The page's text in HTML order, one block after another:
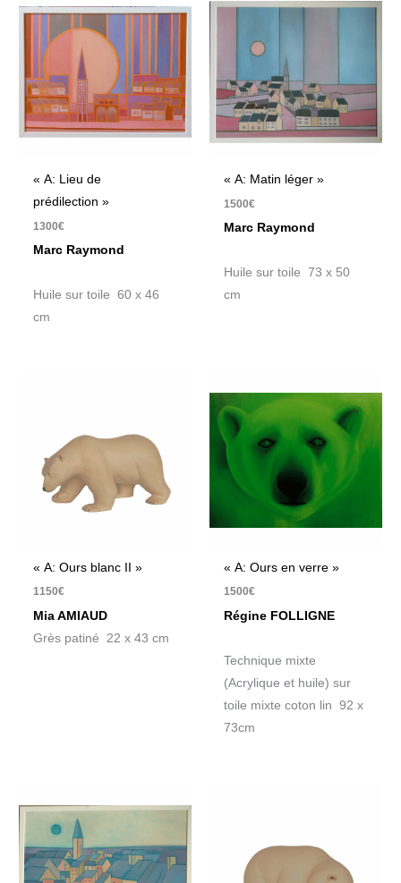
« A: Lieu de
prédilection »
1300€
Marc Raymond
Huile sur toile 60 x 46
cm
« A: Matin léger »
1500€
Marc Raymond
Huile sur toile 73 x 50
cm
« A: Ours blanc II »
1150€
Mia AMIAUD
Grès patiné 22 x 43 cm
« A: Ours en verre »
1500€
Régine FOLLIGNE
Technique mixte
(Acrylique et huile) sur
toile mixte coton lin 92 x
73cm